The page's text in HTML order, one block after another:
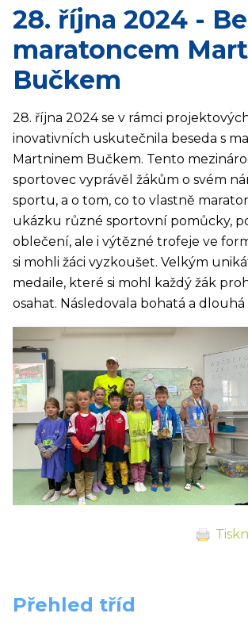
28. října 2024 -
maratoncem
Bučkem
28. října 2024 se v rámci
inovativních uskutečnila beseda s
Martninem Bučkem. Tento
sportovec vyprávěl žákům o svém
sportu, a o tom, co to vlastně
ukázku různé sportovní pomůcky,
oblečení, ale i výtězné trofeje ve
si mohli žáci vyzkoušet. Velkým
medaile, které si mohl každý žák
osahat. Následovala bohatá a dlouhá
Přehled tříd